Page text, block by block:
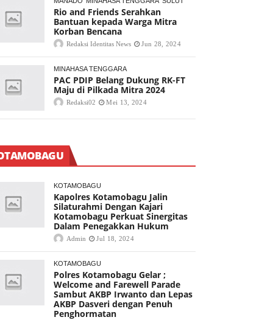
Rio and Friends Serahkan
Bantuan kepada Warga Mitra
Korban Bencana
Redaksi Identitas News Jun 28, 2024
MINAHASA TENGGARA
PAC PDIP Belang Dukung RK-FT
Maju di Pilkada Mitra 2024
Redaksi02 Mei 13, 2024
KOTAMOBAGU
Kapolres Kotamobagu Jalin
Silaturahmi Dengan Kajari
Kotamobagu Perkuat Sinergitas
Dalam Penegakkan Hukum
Admin Jul 18, 2024
KOTAMOBAGU
Polres Kotamobagu Gelar ;
Welcome and Farewell Parade
Sambut AKBP Irwanto dan Lepas
AKBP Dasveri dengan Penuh
Penghormatan